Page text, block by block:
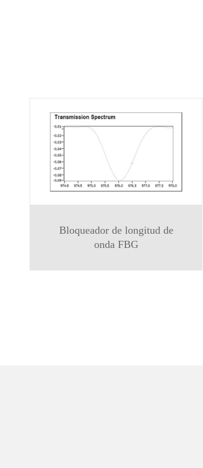
Bloqueador de longitud de
onda FBG